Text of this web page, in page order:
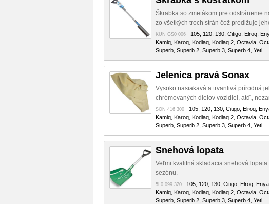
Škrabka so zmetákom pre odstránenie
zo všetkých troch strán čož predlžuje
KUN GS0 006 105, 120, 130, Citigo, Elroq,
Kamiq, Karoq, Kodiaq, Kodiaq 2, Octavia,
Superb, Superb 2, Superb 3, Superb 4, Yeti
Jelenica pravá Sonax
Vysoko nasiakavá a trvanlivá prírodná
chrómovaných dielov vozidiel, atď.,
SON 416 300 105, 120, 130, Citigo, Elroq,
Kamiq, Karoq, Kodiaq, Kodiaq 2, Octavia,
Superb, Superb 2, Superb 3, Superb 4, Yeti
Snehová lopata
Veľmi kvalitná skladacia snehová
sezónu.
5L0 099 320 105, 120, 130, Citigo, Elroq,
Kamiq, Karoq, Kodiaq, Kodiaq 2, Octavia,
Superb, Superb 2, Superb 3, Superb 4, Yeti